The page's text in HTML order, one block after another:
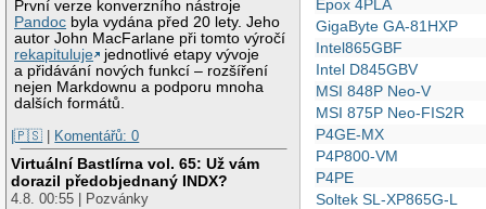
První verze konverzního nástroje
Pandoc byla vydána před 20 lety. Jeho
autor John MacFarlane při tomto výročí
rekapituluje
jednotlivé etapy vývoje
a přidávání nových funkcí – rozšíření
nejen Markdownu a podporu mnoha
dalších formátů.
|🇵🇸 | Komentářů: 0
Virtuální Bastlírna vol. 65: Už vám
dorazil předobjednaný INDX?
4.8. 00:55 | Pozvánky
Epox 4PLA
GigaByte GA-81HXP
Intel865GBF
Intel D845GBV
MSI 848P Neo-V
MSI 875P Neo-FIS2R
P4GE-MX
P4P800-VM
P4PE
Soltek SL-XP865G-L